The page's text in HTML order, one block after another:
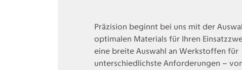
Präzision beginnt bei uns mit der
optimalen Materials für Ihren
eine breite Auswahl an Werkstoffen für
unterschiedlichste Anforderungen –